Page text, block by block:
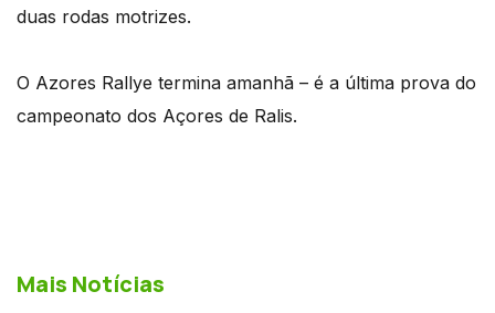
duas rodas motrizes.
O Azores Rallye termina amanhã – é a última prova do
campeonato dos Açores de Ralis.
Mais Notícias